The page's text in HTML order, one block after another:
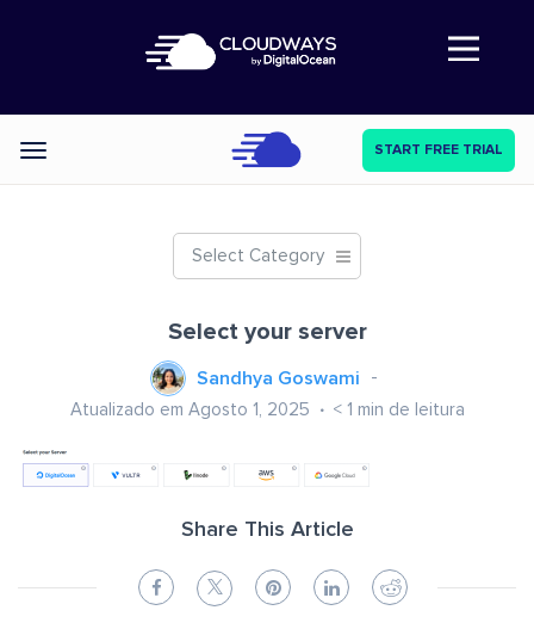
Abre a navegação
Categories START FREE TRIAL
Select Category
Select your server
Sandhya Goswami
Atualizado em Agosto 1, 2025 < 1 min de leitura
Share This Article